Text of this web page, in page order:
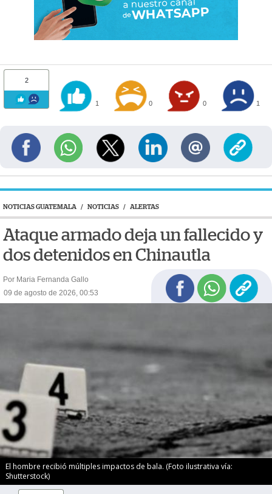
2
1 0 0 1
NOTICIAS GUATEMALA / NOTICIAS / ALERTAS
Ataque armado deja un fallecido y
dos detenidos en Chinautla
Por Maria Fernanda Gallo
09 de agosto de 2026, 00:53
El hombre recibió múltiples impactos de bala. (Foto ilustrativa vía:
Shutterstock)